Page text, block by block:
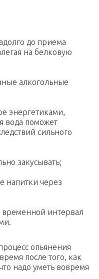
до приема
на белковую
алкогольные
энергетиками,
вода поможет
сильного
закусывать;
напитки через
интервал
опьянения
после того, как
надо уметь вовремя